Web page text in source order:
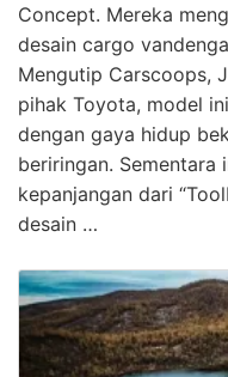
Concept. Mereka
desain cargo
Mengutip Carscoops,
pihak Toyota, model
dengan gaya hidup
beriringan. Sementara
kepanjangan dari
desain …